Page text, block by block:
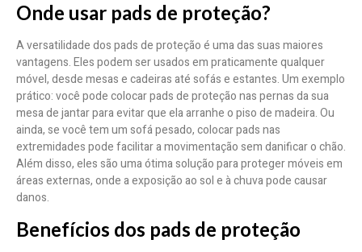
Onde usar pads de proteção?
A versatilidade dos pads de proteção é uma das suas maiores
vantagens. Eles podem ser usados em praticamente qualquer
móvel, desde mesas e cadeiras até sofás e estantes. Um exemplo
prático: você pode colocar pads de proteção nas pernas da sua
mesa de jantar para evitar que ela arranhe o piso de madeira. Ou
ainda, se você tem um sofá pesado, colocar pads nas
extremidades pode facilitar a movimentação sem danificar o chão.
Além disso, eles são uma ótima solução para proteger móveis em
áreas externas, onde a exposição ao sol e à chuva pode causar
danos.
Benefícios dos pads de proteção